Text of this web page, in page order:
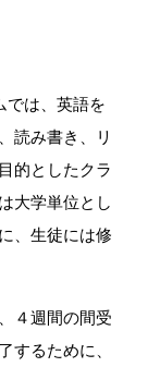
では、英語を
読み書き、リ
的としたクラ
大学単位とし
、生徒には修
４週間の間受
するために、